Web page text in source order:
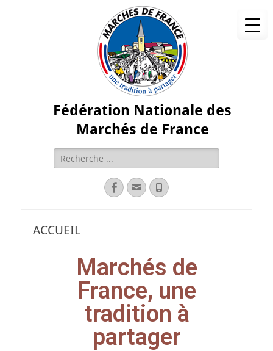
Fédération Nationale des
Marchés de France
ACCUEIL
Marchés de
France, une
tradition à
partager